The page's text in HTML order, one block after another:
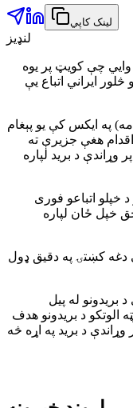
لینک کاپي
لنډیز
وایي چې کویټ پر یوه
ایراني اتباع یې
عراقچي د چهارشنبې په ماښام (د غویي ۲۳مه) په ایکس کې یو پېغام
هغې جزیرې ته
وړاندې د برید لپاره
خپلو اتباعو فوری
خپل ځان لپاره
دغه کښتۍ په دقیق ډول
بریدونو له پیل
الوتکو د بریدونو هدف
د برید په اړه څه